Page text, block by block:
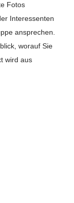
Fotos
Interessenten
ansprechen.
worauf Sie
wird aus